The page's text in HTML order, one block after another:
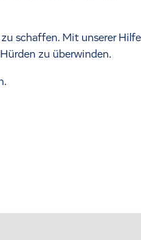
schaffen. Mit unserer Hilfe
zu überwinden.